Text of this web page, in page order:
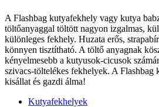
A Flashbag kutyafekhely vagy kutya
töltőanyaggal töltött nagyon izgalmas,
különleges fekhely. Huzata erős,
könnyen tisztítható. A töltő anyagnak
kényelmesebb a kutyusok-cicusok
szivacs-töltelékes fekhelyek. A Flashbag
kisállat és gazdi álma!
Kutyafekhelyek